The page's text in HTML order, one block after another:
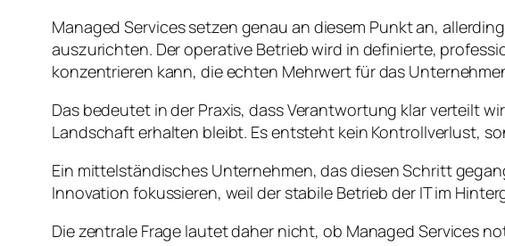
Managed Services setzen genau an diesem Punkt an,
auszurichten. Der operative Betrieb wird in definierte,
konzentrieren kann, die echten Mehrwert für das
Das bedeutet in der Praxis, dass Verantwortung klar verteilt
Landschaft erhalten bleibt. Es entsteht kein Kontrollverlust,
Ein mittelständisches Unternehmen, das diesen Schritt
Innovation fokussieren, weil der stabile Betrieb der IT im
Die zentrale Frage lautet daher nicht, ob Managed Services